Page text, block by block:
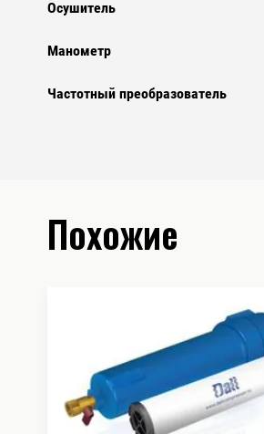
Осушитель
Манометр
Частотный преобразователь
Похожие